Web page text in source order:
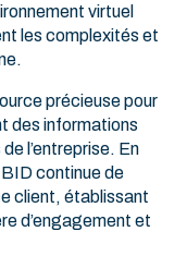
virtuel
les complexités et
précieuse pour
des informations
l’entreprise. En
continue de
client, établissant
d’engagement et